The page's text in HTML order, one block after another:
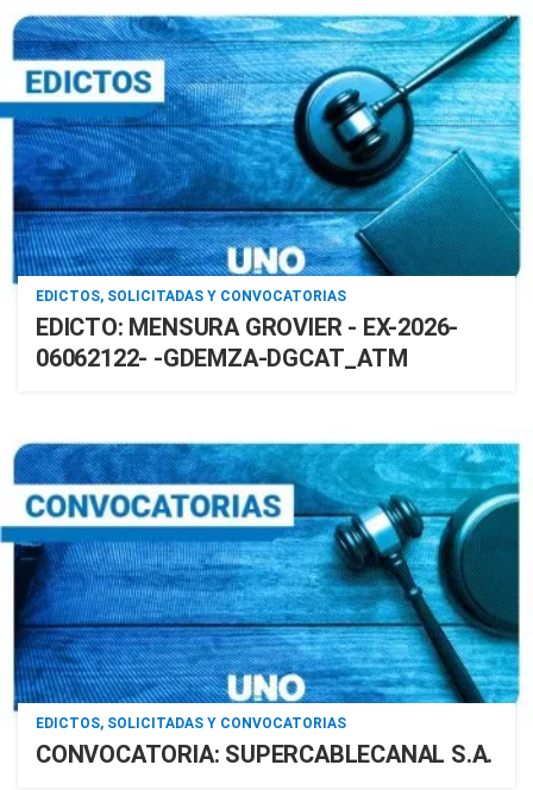
EDICTOS, SOLICITADAS Y CONVOCATORIAS
EDICTO: MENSURA GROVIER - EX-2026-
06062122- -GDEMZA-DGCAT_ATM
EDICTOS, SOLICITADAS Y CONVOCATORIAS
CONVOCATORIA: SUPERCABLECANAL S.A.